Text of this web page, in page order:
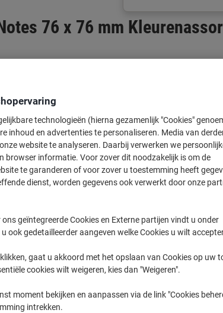
76 x 76 mm
12,09 € Incl. btw
Aantal Excl. btw
1-2Pakken 11,49 €
6+Pakken 9,99 € -13%
Momenteel op voorraad Levertijd 1-2
Aantal
In
Aan een lijst toevoegen
technologieën (hierna gezamenlijk "Cookies"
inhoud en advertenties te personaliseren. Media van
website te analyseren. Daarbij verwerken we
browser informatie. Voor zover dit noodzakelijk is om de
te garanderen of voor zover u toestemming heeft
dienst, worden gegevens ook verwerkt door onze
geïntegreerde Cookies en Externe partijen vindt u onder
ook gedetailleerder aangeven welke Cookies u wilt
gaat u akkoord met het opslaan van Cookies op uw
cookies wilt weigeren, kies dan "Weigeren".
moment bekijken en aanpassen via de link "Cookies
intrekken.